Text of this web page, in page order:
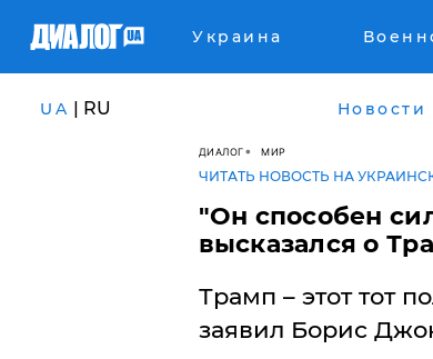
Украина
UA | RU Новости
ДИАЛОГ МИР
ЧИТАТЬ НОВОСТЬ НА
​"Он способен
высказался о
Трамп – этот тот
заявил Борис